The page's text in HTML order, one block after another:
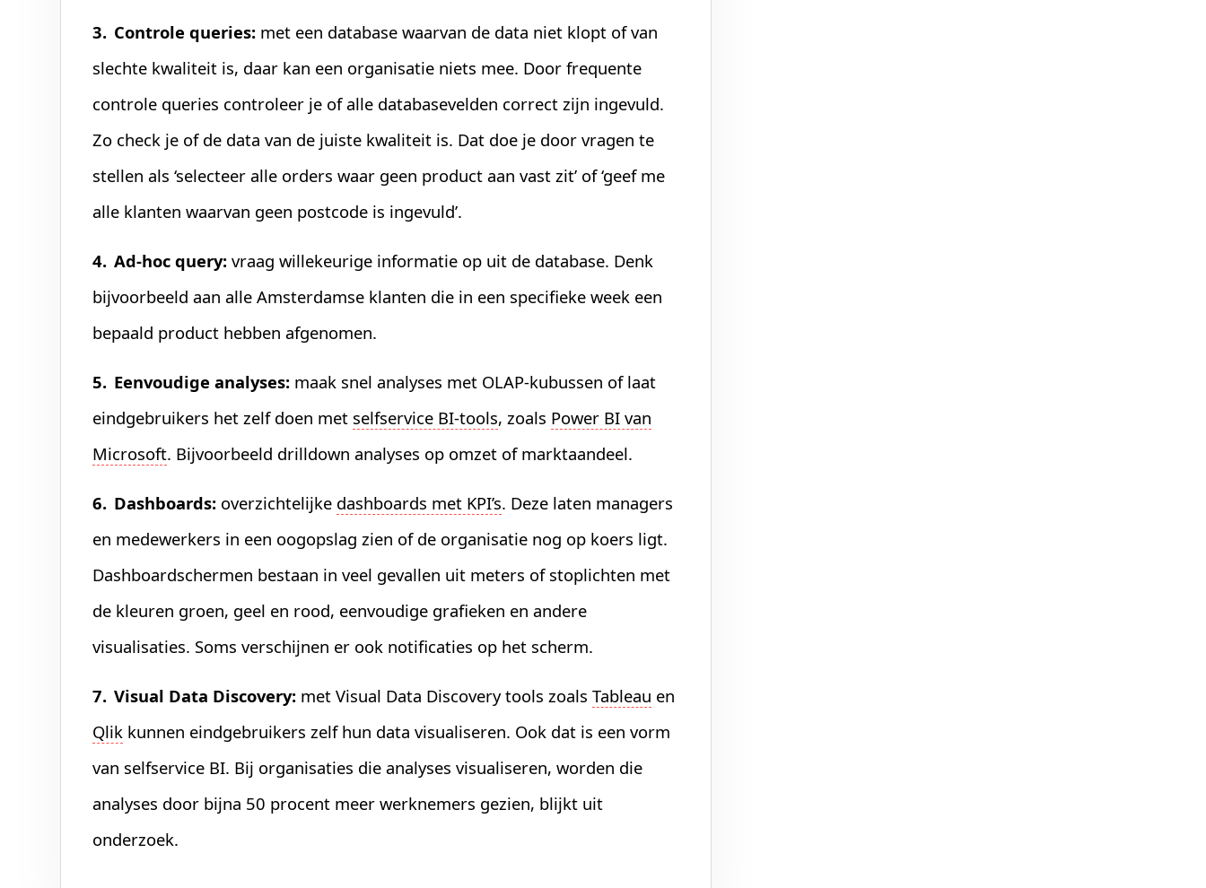
Controle queries: met een database waarvan de data niet klopt of van
slechte kwaliteit is, daar kan een organisatie niets mee. Door frequente
controle queries controleer je of alle databasevelden correct zijn ingevuld.
Zo check je of de data van de juiste kwaliteit is. Dat doe je door vragen te
stellen als ‘selecteer alle orders waar geen product aan vast zit’ of ‘geef me
alle klanten waarvan geen postcode is ingevuld’.
Ad-hoc query: vraag willekeurige informatie op uit de database. Denk
bijvoorbeeld aan alle Amsterdamse klanten die in een specifieke week een
bepaald product hebben afgenomen.
Eenvoudige analyses: maak snel analyses met OLAP-kubussen of laat
eindgebruikers het zelf doen met selfservice BI-tools, zoals Power BI van
Microsoft. Bijvoorbeeld drilldown analyses op omzet of marktaandeel.
Dashboards: overzichtelijke dashboards met KPI’s. Deze laten managers
en medewerkers in een oogopslag zien of de organisatie nog op koers ligt.
Dashboardschermen bestaan in veel gevallen uit meters of stoplichten met
de kleuren groen, geel en rood, eenvoudige grafieken en andere
visualisaties. Soms verschijnen er ook notificaties op het scherm.
Visual Data Discovery: met Visual Data Discovery tools zoalsTableau en
Qlik kunnen eindgebruikers zelf hun data visualiseren. Ook dat is een vorm
van selfservice BI. Bij organisaties die analyses visualiseren, worden die
analyses door bijna 50 procent meer werknemers gezien, blijkt uit
onderzoek.